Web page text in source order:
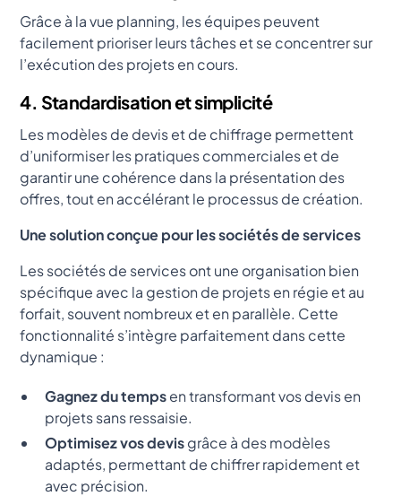
Grâce à la vue planning, les équipes peuvent
facilement prioriser leurs tâches et se concentrer sur
l’exécution des projets en cours.
4. Standardisation et simplicité
Les modèles de devis et de chiffrage permettent
d’uniformiser les pratiques commerciales et de
garantir une cohérence dans la présentation des
offres, tout en accélérant le processus de création.
Une solution conçue pour les sociétés de services
Les sociétés de services ont une organisation bien
spécifique avec la gestion de projets en régie et au
forfait, souvent nombreux et en parallèle. Cette
fonctionnalité s’intègre parfaitement dans cette
dynamique :
Gagnez du tempsen transformant vos devis en
projets sans ressaisie.
Optimisez vos devisgrâce à des modèles
adaptés, permettant de chiffrer rapidement et
avec précision.